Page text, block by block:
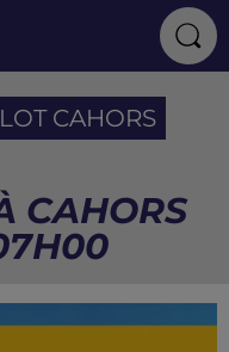
CAHORS
CAHORS